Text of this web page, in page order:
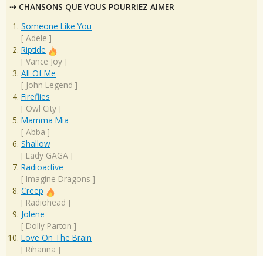
CHANSONS QUE VOUS POURRIEZ AIMER
Someone Like You
[ Adele ]
Riptide
[ Vance Joy ]
All Of Me
[ John Legend ]
Fireflies
[ Owl City ]
Mamma Mia
[ Abba ]
Shallow
[ Lady GAGA ]
Radioactive
[ Imagine Dragons ]
Creep
[ Radiohead ]
Jolene
[ Dolly Parton ]
Love On The Brain
[ Rihanna ]